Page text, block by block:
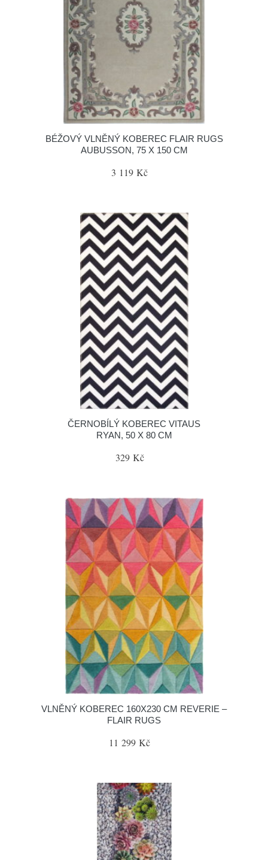
BÉŽOVÝ VLNĚNÝ KOBEREC FLAIR RUGS
AUBUSSON, 75 X 150 CM
3 119 Kč
ČERNOBÍLÝ KOBEREC VITAUS
RYAN, 50 X 80 CM
329 Kč
VLNĚNÝ KOBEREC 160X230 CM REVERIE –
FLAIR RUGS
11 299 Kč